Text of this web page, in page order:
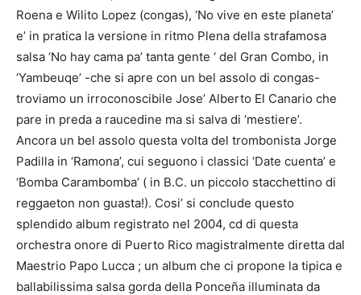
Roena e Wilito Lopez (congas), ‘No vive en este planeta’
e’ in pratica la versione in ritmo Plena della strafamosa
salsa ‘No hay cama pa’ tanta gente ‘ del Gran Combo, in
‘Yambeuqe’ -che si apre con un bel assolo di congas-
troviamo un irroconoscibile Jose’ Alberto El Canario che
pare in preda a raucedine ma si salva di ‘mestiere’.
Ancora un bel assolo questa volta del trombonista Jorge
Padilla in ‘Ramona’, cui seguono i classici ‘Date cuenta’ e
‘Bomba Carambomba’ ( in B.C. un piccolo stacchettino di
reggaeton non guasta!). Cosi’ si conclude questo
splendido album registrato nel 2004, cd di questa
orchestra onore di Puerto Rico magistralmente diretta dal
Maestrio Papo Lucca ; un album che ci propone la tipica e
ballabilissima salsa gorda della Ponceña illuminata da